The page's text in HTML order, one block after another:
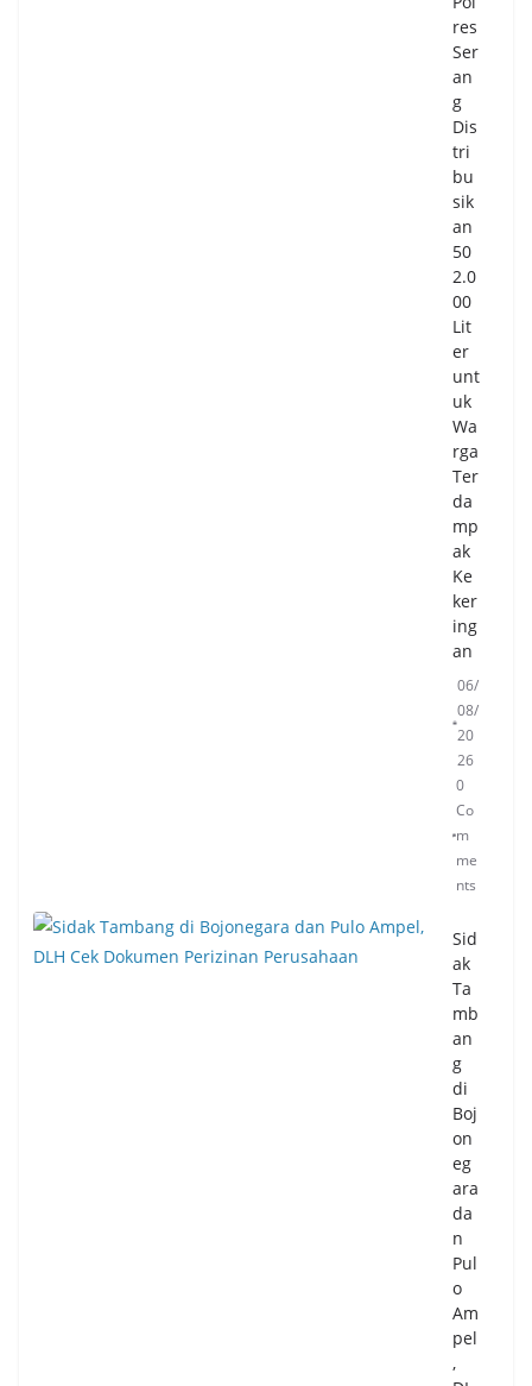
res
Ser
an
g
Dis
tri
bu
sik
an
50
2.0
00
Lit
er
unt
uk
Wa
rga
Ter
da
mp
ak
Ke
ker
ing
an
06/
08/
20
26
0
Co
m
me
nts
Sid
ak
Ta
mb
an
g
di
Boj
on
eg
ara
da
n
Pul
o
Am
pel
,